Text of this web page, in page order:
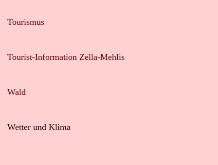
Tourismus
Tourist-Information Zella-Mehlis
Wald
Wetter und Klima